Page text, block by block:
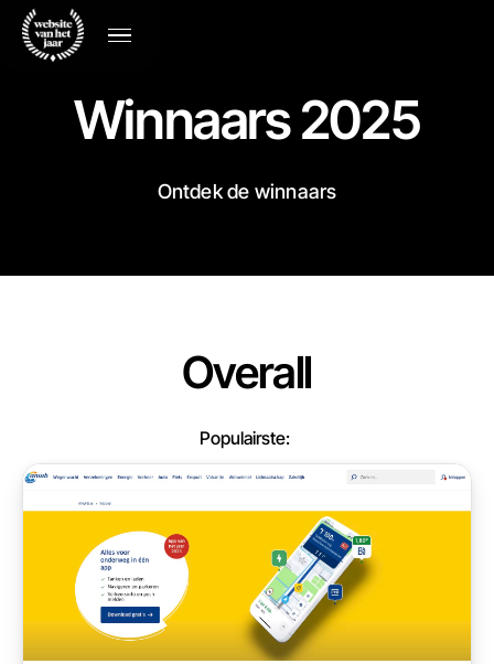
Winnaars 2025
Ontdek de winnaars
Overall
Populairste: